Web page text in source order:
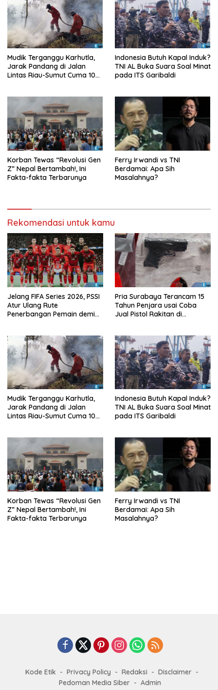
Mudik Terganggu Karhutla,
Jarak Pandang di Jalan
Lintas Riau-Sumut Cuma 10
Indonesia Butuh Kapal Induk?
TNI AL Buka Suara Soal Minat
pada ITS Garibaldi
Korban Tewas “Revolusi Gen
Z” Nepal Bertambah!, Ini
Fakta-fakta Terbarunya
Ferry Irwandi vs TNI
Berdamai: Apa Sih
Masalahnya?
Rekomendasi untuk kamu
Jelang FIFA Series 2026, PSSI
Atur Ulang Rute
Penerbangan Pemain demi
Pria Surabaya Terancam 15
Tahun Penjara usai Coba
Jual Pistol Rakitan di
Mudik Terganggu Karhutla,
Jarak Pandang di Jalan
Lintas Riau-Sumut Cuma 10
Indonesia Butuh Kapal Induk?
TNI AL Buka Suara Soal Minat
pada ITS Garibaldi
Korban Tewas “Revolusi Gen
Z” Nepal Bertambah!, Ini
Fakta-fakta Terbarunya
Ferry Irwandi vs TNI
Berdamai: Apa Sih
Masalahnya?
Kode Etik Privacy Policy Redaksi
Disclaimer
Pedoman Media Siber
Admin